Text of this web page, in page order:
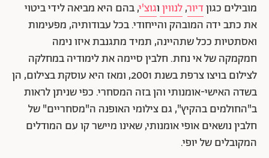
מובילים כגוןדיור,לנוויןוגוצ'י, בהם היא מביאה לידי ביטוי
את כתב ידה המובהק והייחודי. בכל עבודותיה, מפעימות
ואסתטיות ככל שתהיינה, תמיד מתגנבת איזו נימה
חמקמקה של אי נחת. חלבין סיימה את לימודיה במחלקה
לצילום בויצו צרפת בשנת 2001, ומאז היא עוסקת בצילום, הן
בשדה האישי-אומנותי והן בזה המסחרי. כפי שניתן לראות
ב"החולמים בהקיץ", גם צילומי האופנה ה"מסחריים" של
חלבין נושאים אופי אומנותי, שאינו מיישר קו עם המודלים
המקובלים של יופי.